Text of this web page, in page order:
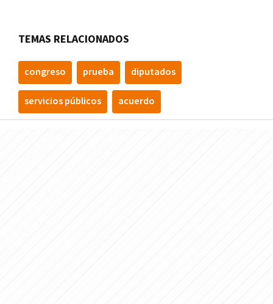
TEMAS RELACIONADOS
congreso prueba diputados
servicios públicos acuerdo